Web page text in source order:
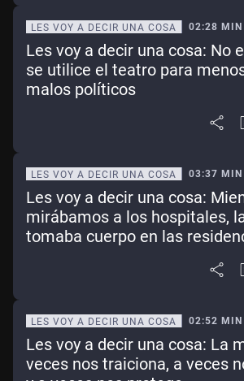
LES VOY A DECIR UNA COSA 02:28 MIN
Les voy a decir una cosa: No
se utilice el teatro para
malos políticos
LES VOY A DECIR UNA COSA 03:37 MIN
Les voy a decir una cosa:
mirábamos a los hospitales,
tomaba cuerpo en las
LES VOY A DECIR UNA COSA 02:52 MIN
Les voy a decir una cosa: La
veces nos traiciona, a veces